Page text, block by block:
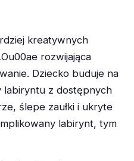
kreatywnych
rozwijająca
Dziecko buduje na
labiryntu z dostępnych
ślepe zaułki i ukryte
labirynt, tym